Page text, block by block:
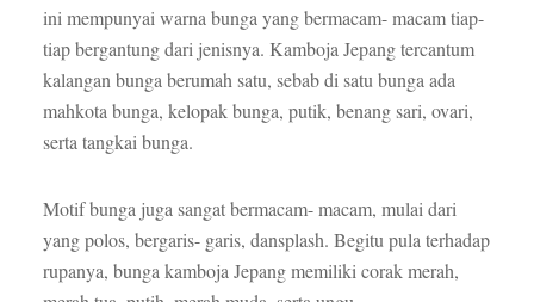
ini mempunyai warna bunga yang bermacam- macam tiap-
tiap bergantung dari jenisnya. Kamboja Jepang tercantum
kalangan bunga berumah satu, sebab di satu bunga ada
mahkota bunga, kelopak bunga, putik, benang sari, ovari,
serta tangkai bunga.
Motif bunga juga sangat bermacam- macam, mulai dari
yang polos, bergaris- garis, dansplash. Begitu pula terhadap
rupanya, bunga kamboja Jepang memiliki corak merah,